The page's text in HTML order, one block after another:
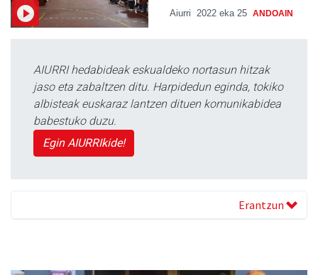
Aiurri 2022 eka 25 ANDOAIN
AIURRI hedabideak eskualdeko nortasun hitzak
jaso eta zabaltzen ditu. Harpidedun eginda, tokiko
albisteak euskaraz lantzen dituen komunikabidea
babestuko duzu.
Egin AIURRIkide!
Erantzun